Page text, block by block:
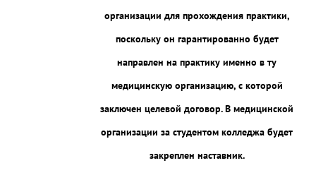
организации для прохождения практики,
поскольку он гарантированно будет
направлен на практику именно в ту
медицинскую организацию, с которой
заключен целевой договор. В медицинской
организации за студентом колледжа будет
закреплен наставник.